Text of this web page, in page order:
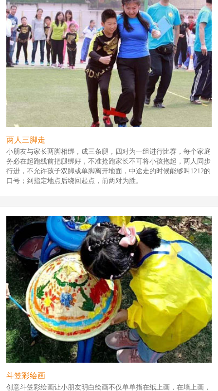
两人三脚走
小朋友与家长两脚相绑，成三条腿，四对为一组进行比赛，每个家庭
务必在起跑线前把腿绑好，不准抢跑家长不可将小孩抱起，两人同步
行进，不允许孩子双脚或单脚离开地面，中途走的时候能够叫1212的
口号；到指定地点后绕回起点，前两对为胜。
斗笠彩绘画
创意斗笠彩绘画让小朋友明白绘画不仅单单指在纸上画，在墙上画，